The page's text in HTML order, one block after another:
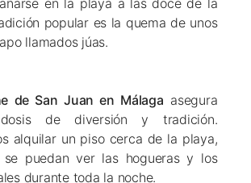
popular es la quema de unos
llamados júas.
de San Juan en Málaga asegura
de diversión y tradición.
alquilar un piso cerca de la playa,
puedan ver las hogueras y los
durante toda la noche.